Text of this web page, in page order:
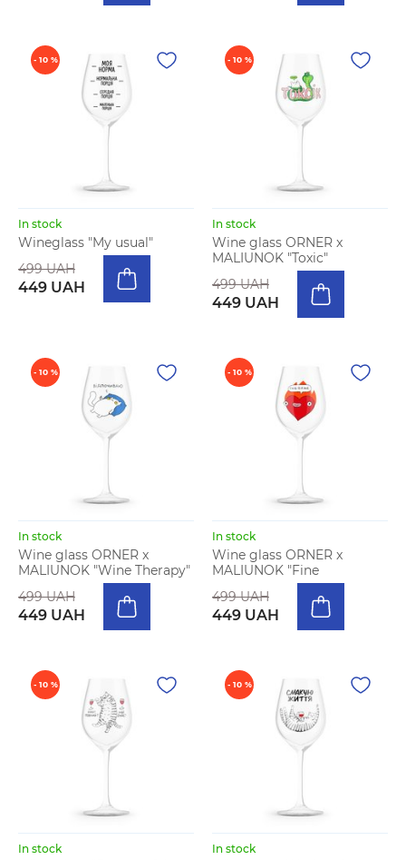
- 10 %
In stock
Wineglass "My usual"
499 UAH
449 UAH
- 10 %
In stock
Wine glass ORNER x
MALIUNOK "Toxic"
499 UAH
449 UAH
- 10 %
In stock
Wine glass ORNER x
MALIUNOK "Wine Therapy"
499 UAH
449 UAH
- 10 %
In stock
Wine glass ORNER x
MALIUNOK "Fine
499 UAH
449 UAH
- 10 %
In stock
- 10 %
In stock